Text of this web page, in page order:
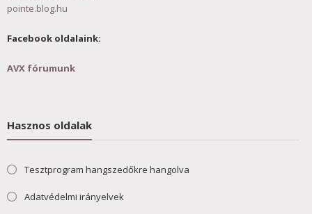
pointe.blog.hu
Facebook oldalaink:
AVX fórumunk
Hasznos oldalak
Tesztprogram hangszedőkre hangolva
Adatvédelmi irányelvek